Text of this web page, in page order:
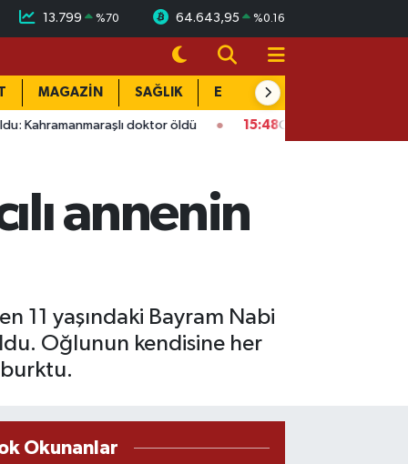
13.799 %70 64.643,95 %0.16
MAGAZİN SAĞLIK EĞİTİM
doktor öldü 15:48Onikişubat’ta ücretsiz üniversite
annenin
11 yaşındaki Bayram Nabi
Oğlunun kendisine her
burktu.
Okunanlar